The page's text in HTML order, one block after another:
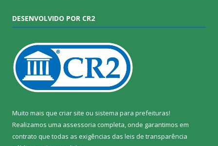
DESENVOLVIDO POR CR2
Muito mais que criar site ou sistema para prefeituras!
Realizamos uma assessoria completa, onde garantimos em
contrato que todas as exigências das leis de transparência